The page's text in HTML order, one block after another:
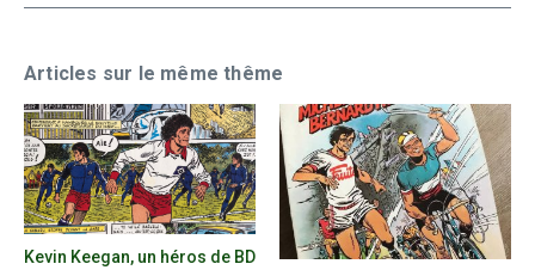
Articles sur le même thême
Kevin Keegan, un héros de BD